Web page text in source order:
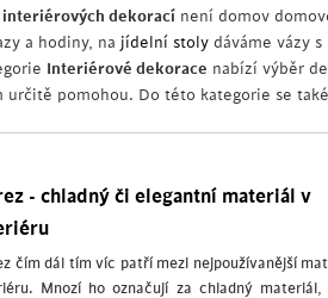
interiérových dekorací není domov
a hodiny, na jídelní stoly dáváme vázy
Interiérové dekorace nabízí výběr
určitě pomohou. Do této kategorie se
- chladný či elegantní materiál v
čím dál tím víc patří mezi nejpoužívanější
Mnozí ho označují za chladný materiál,